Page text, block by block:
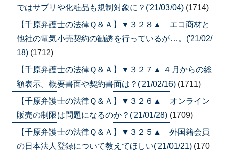
ではサプリや化粧品も規制対象に？('21/03/04) (1714)
【千原弁護士の法律Ｑ＆Ａ】▼３２８▲ エコ商材と
他社の電気小売契約の勧誘を行っているが…。('21/02/
18) (1712)
【千原弁護士の法律Ｑ＆Ａ】▼３２７▲ ４月からの総
額表示。概要書面や契約書面は？('21/02/16) (1711)
【千原弁護士の法律Ｑ＆Ａ】▼３２６▲ オンライン
販売の制限は問題になるのか？('21/01/28) (1709)
【千原弁護士の法律Ｑ＆Ａ】▼３２５▲ 外国籍会員
の日本法人登録について教えてほしい('21/01/21) (170